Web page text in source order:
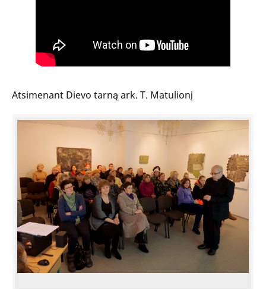
Atsimenant Dievo tarną ark. T. Matulionį